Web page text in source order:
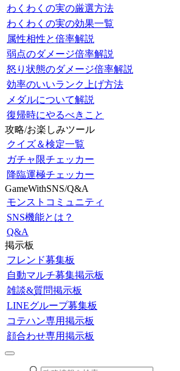
わくわくの実の厳選方法
わくわくの実の効果一覧
属性相性と倍率解説
弱点のダメージ倍率解説
怒り状態のダメージ倍率解説
効率のいいランク上げ方法
メダルについて解説
復帰時にやるべきこと
攻略/お楽しみツール
クイズ＆検定一覧
ガチャ限チェッカー
降臨運極チェッカー
GameWithSNS/Q&A
モンストコミュニティ
SNS機能とは？
Q&A
掲示板
フレンド募集板
自動マルチ募集掲示板
雑談&質問掲示板
LINEグループ募集板
コテハン専用掲示板
顔合わせ専用掲示板